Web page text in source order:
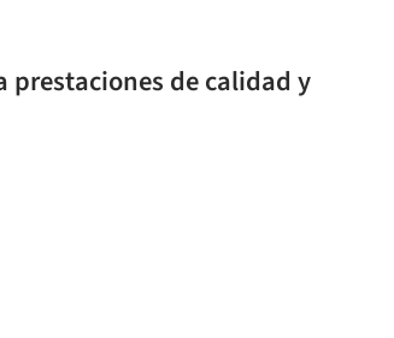
prestaciones de calidad y